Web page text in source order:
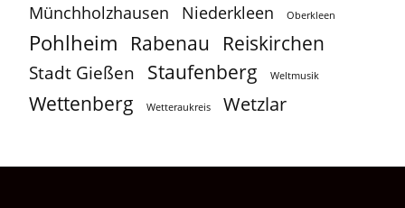
Münchholzhausen Niederkleen Oberkleen
Pohlheim Rabenau Reiskirchen
Stadt Gießen Staufenberg Weltmusik
Wettenberg Wetteraukreis Wetzlar